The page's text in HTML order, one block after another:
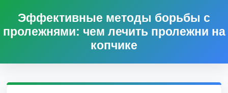
Эффективные методы борьбы с
пролежнями: чем лечить пролежни на
копчике